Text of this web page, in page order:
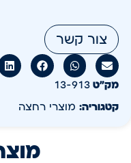
צור קשר
מק״ט 13-913
קטגוריה: מוצרי רחצה